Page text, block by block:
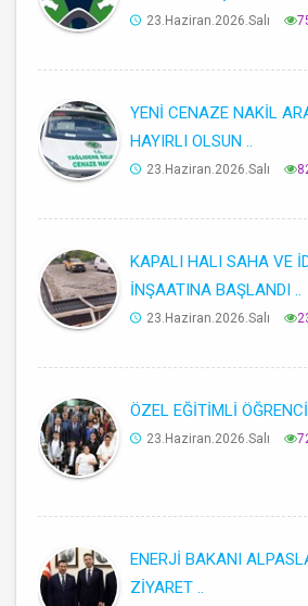
23.Haziran.2026.Salı
YENİ CENAZE NAKİL
HAYIRLI OLSUN ..
23.Haziran.2026.Salı
KAPALI HALI SAHA VE
İNŞAATINA BAŞLANDI ..
23.Haziran.2026.Salı
ÖZEL EĞİTİMLİ
23.Haziran.2026.Salı
ENERJİ BAKANI
ZİYARET ..